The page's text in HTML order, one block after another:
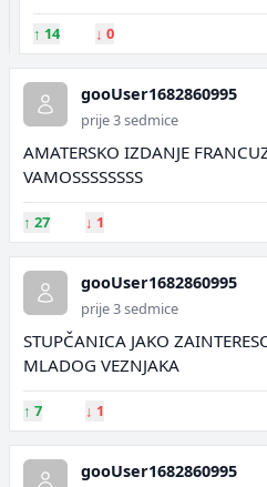
↑ 14 ↓ 0
gooUser1682860995
prije 3 sedmice
AMATERSKO IZDANJE
VAMOSSSSSSSS
↑ 27 ↓ 1
gooUser1682860995
prije 3 sedmice
STUPČANICA JAKO
MLADOG VEZNJAKA
↑ 7 ↓ 1
gooUser1682860995